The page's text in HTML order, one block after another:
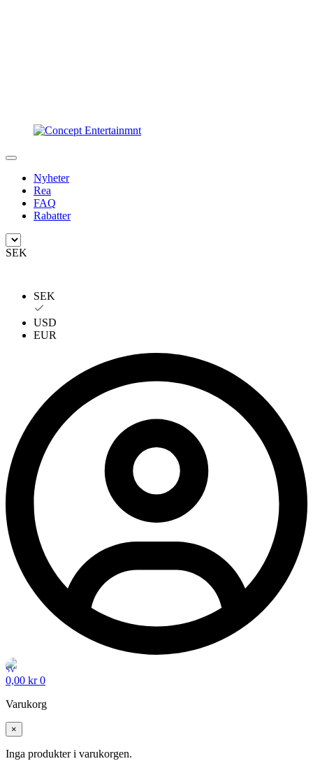
Nyheter
Rea
FAQ
Rabatter
SEK
SEK
USD
EUR
0,00 kr 0
Varukorg
×
Inga produkter i varukorgen.